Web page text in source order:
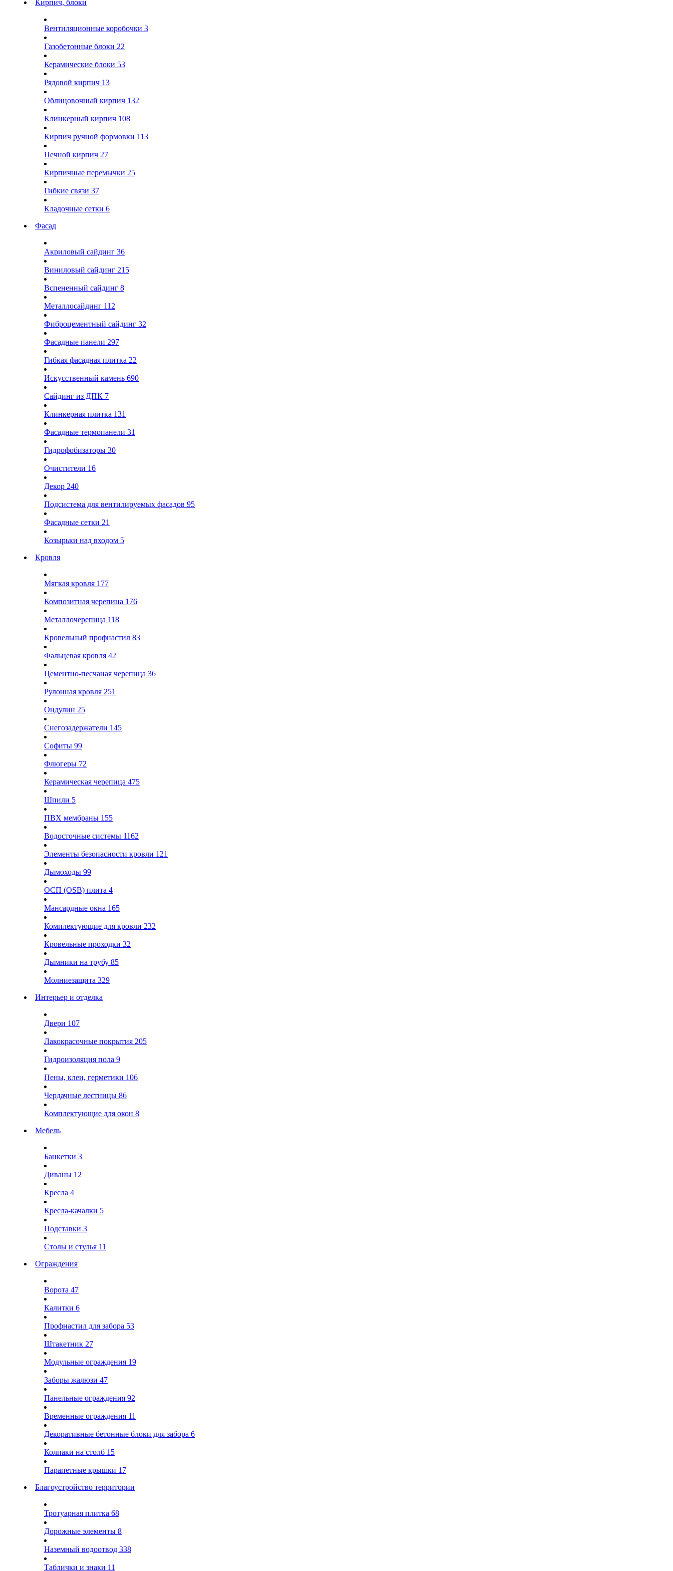
Кирпич, блоки
Вентиляционные коробочки 3
Газобетонные блоки 22
Керамические блоки 53
Рядовой кирпич 13
Облицовочный кирпич 132
Клинкерный кирпич 108
Кирпич ручной формовки 113
Печной кирпич 27
Кирпичные перемычки 25
Гибкие связи 37
Кладочные сетки 6
Фасад
Акриловый сайдинг 36
Виниловый сайдинг 215
Вспененный сайдинг 8
Металлосайдинг 112
Фиброцементный сайдинг 32
Фасадные панели 297
Гибкая фасадная плитка 22
Искусственный камень 690
Сайдинг из ДПК 7
Клинкерная плитка 131
Фасадные термопанели 31
Гидрофобизаторы 30
Очистители 16
Декор 240
Подсистема для вентилируемых фасадов 95
Фасадные сетки 21
Козырьки над входом 5
Кровля
Мягкая кровля 177
Композитная черепица 176
Металлочерепица 118
Кровельный профнастил 83
Фальцевая кровля 42
Цементно-песчаная черепица 36
Рулонная кровля 251
Ондулин 25
Снегозадержатели 145
Софиты 99
Флюгеры 72
Керамическая черепица 475
Шпили 5
ПВХ мембраны 155
Водосточные системы 1162
Элементы безопасности кровли 121
Дымоходы 99
ОСП (OSB) плита 4
Мансардные окна 165
Комплектующие для кровли 232
Кровельные проходки 32
Дымники на трубу 85
Молниезащита 329
Интерьер и отделка
Двери 107
Лакокрасочные покрытия 205
Гидроизоляция пола 9
Пены, клеи, герметики 106
Чердачные лестницы 86
Комплектующие для окон 8
Мебель
Банкетки 3
Диваны 12
Кресла 4
Кресла-качалки 5
Подставки 3
Столы и стулья 11
Ограждения
Ворота 47
Калитки 6
Профнастил для забора 53
Штакетник 27
Модульные ограждения 19
Заборы жалюзи 47
Панельные ограждения 92
Временные ограждения 11
Декоративные бетонные блоки для забора 6
Колпаки на столб 15
Парапетные крышки 17
Благоустройство территории
Тротуарная плитка 68
Дорожные элементы 8
Наземный водоотвод 338
Таблички и знаки 11